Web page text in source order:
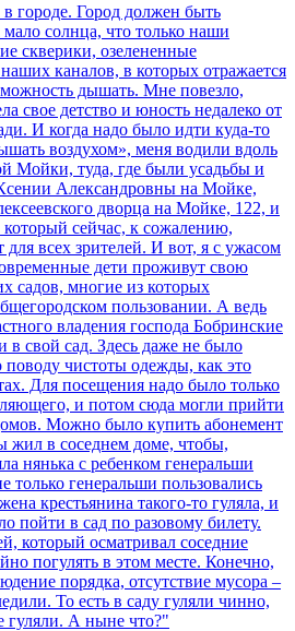
городе. Город должен быть
солнца, что только наши
скверики, озелененные
каналов, в которых отражается
дышать. Мне повезло,
свое детство и юность недалеко от
И когда надо было идти куда-то
воздухом», меня водили вдоль
Мойки, туда, где были усадьбы и
Александровны на Мойке,
дворца на Мойке, 122, и
сейчас, к сожалению,
всех зрителей. И вот, я с ужасом
дети проживут свою
садов, многие из которых
пользовании. А ведь
владения господа Бобринские
в свой сад. Здесь даже не было
чистоты одежды, как это
Для посещения надо было только
и потом сюда могли прийти
Можно было купить абонемент
жил в соседнем доме, чтобы,
нянька с ребенком генеральши
только генеральши пользовались
крестьянина такого-то гуляла, и
пойти в сад по разовому билету.
который осматривал соседние
погулять в этом месте. Конечно,
порядка, отсутствие мусора –
То есть в саду гуляли чинно,
гуляли. А ныне что?"